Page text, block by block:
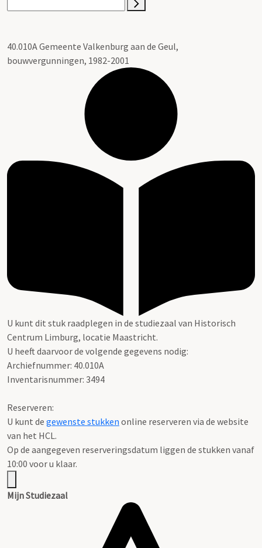
40.010A Gemeente Valkenburg aan de Geul,
bouwvergunningen, 1982-2001
U kunt dit stuk raadplegen in de studiezaal van Historisch
Centrum Limburg, locatie Maastricht.
U heeft daarvoor de volgende gegevens nodig:
Archiefnummer: 40.010A
Inventarisnummer: 3494
Reserveren:
U kunt de gewenste stukken online reserveren via de website
van het HCL.
Op de aangegeven reserveringsdatum liggen de stukken vanaf
10:00 voor u klaar.
Mijn Studiezaal